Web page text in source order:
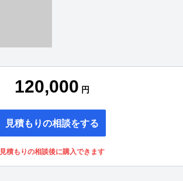
120,000 円
見積もりの相談をする
見積もりの相談後に購入できます